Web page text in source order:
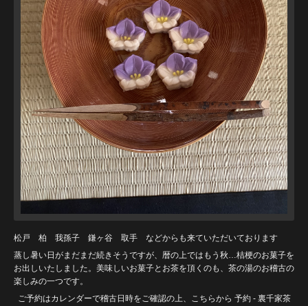
松戸 柏 我孫子 鎌ヶ谷 取手 などからも来ていただいております
蒸し暑い日がまだまだ続きそうですが、暦の上ではもう秋…桔梗のお菓子を
お出しいたしました。美味しいお菓子とお茶を頂くのも、茶の湯のお稽古の
楽しみの一つです。
ご予約はカレンダーで稽古日時をご確認の上、こちらから 予約 - 裏千家茶